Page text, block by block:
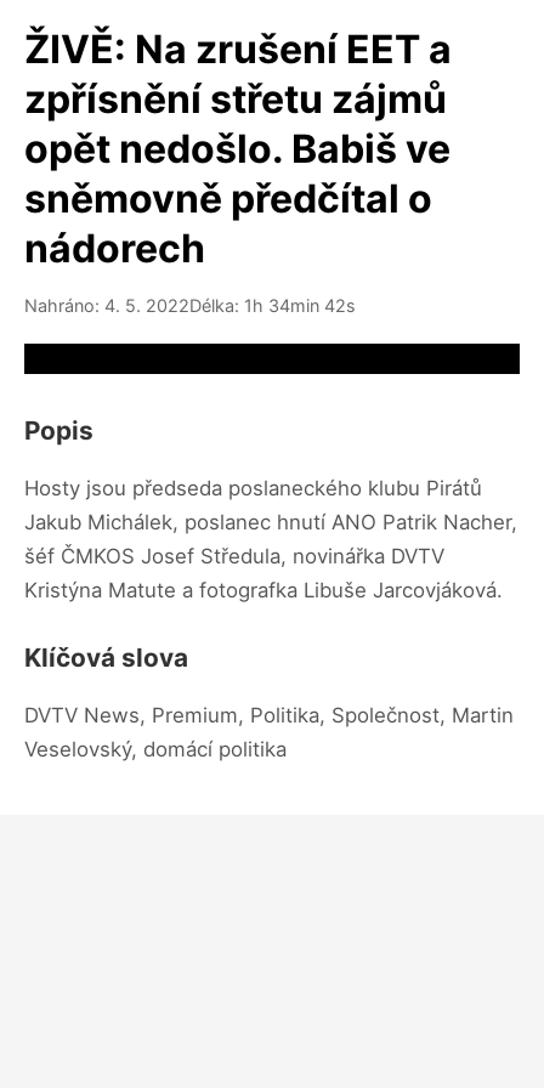
ŽIVĚ: Na zrušení EET a
zpřísnění střetu zájmů
opět nedošlo. Babiš ve
sněmovně předčítal o
nádorech
Nahráno: 4. 5. 2022Délka: 1h 34min 42s
Popis
Hosty jsou předseda poslaneckého klubu Pirátů
Jakub Michálek, poslanec hnutí ANO Patrik Nacher,
šéf ČMKOS Josef Středula, novinářka DVTV
Kristýna Matute a fotografka Libuše Jarcovjáková.
Klíčová slova
DVTV News, Premium, Politika, Společnost, Martin
Veselovský, domácí politika